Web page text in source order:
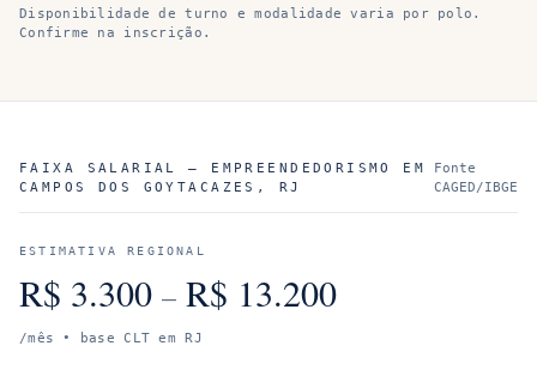
Disponibilidade de turno e modalidade varia por polo.
Confirme na inscrição.
FAIXA SALARIAL — EMPREENDEDORISMO
EM
CAMPOS DOS GOYTACAZES , RJ
Fonte
CAGED/IBGE
ESTIMATIVA REGIONAL
R$ 3.300 – R$ 13.200
/mês • base CLT emRJ